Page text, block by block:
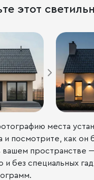
этот
места
и посмотрите, как он
вашем пространстве
и без специальных